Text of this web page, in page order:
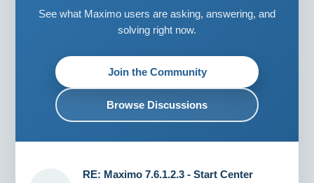
See what Maximo users are asking, answering, and
solving right now.
Join the Community
Browse Discussions
RE: Maximo 7.6.1.2.3 - Start Center